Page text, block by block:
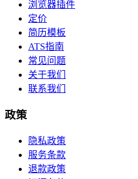
浏览器插件
定价
简历模板
ATS指南
常见问题
关于我们
联系我们
政策
隐私政策
服务条款
退款政策